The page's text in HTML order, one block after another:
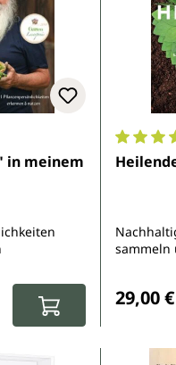
Bewertung von 5 von 5
in meinem
sammeln
29,00 €